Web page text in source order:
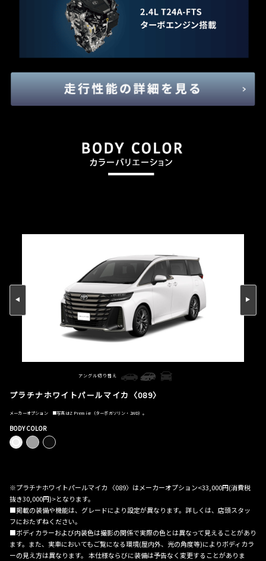
プラチナホワイトパールマイカ〈089〉
メーカーオプション ■写真はZ Premier（ターボガソリン・2WD）。
アングル切り替え
BODY COLOR
※プラチナホワイトパールマイカ 〈089〉はメーカーオプション<33,000円(消費税
抜き30,000円)>となります。
■掲載の装備や機能は、グレードにより設定が異なります。詳しくは、店頭スタッ
フにおたずねください。
■ボディカラーおよび内装色は撮影の関係で実際の色とは異なって見えることがあり
ます。また、実車においてもご覧になる環境(屋内外、光の角度等)によりボディカラ
ーの見え方は異なります。 本仕様ならびに装備は予告なく変更することがありま